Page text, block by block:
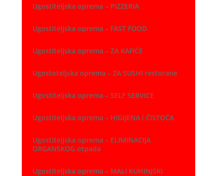
Ugostiteljska oprema – PIZZERIA
Ugostiteljska oprema – FAST FOOD
Ugostiteljska oprema – ZA KAFIĆE
Ugostoteljska oprema – ZA SUSHI restorane
Ugostiteljska oprema – SELF SERVICE
Ugostiteljska oprema – HIGIJENA i ČISTOĆA
Ugostiteljska oprema – ELIMINACIJA
ORGANSKOG otpada
Ugostiteljska oprema – MALI KUHINJSKI